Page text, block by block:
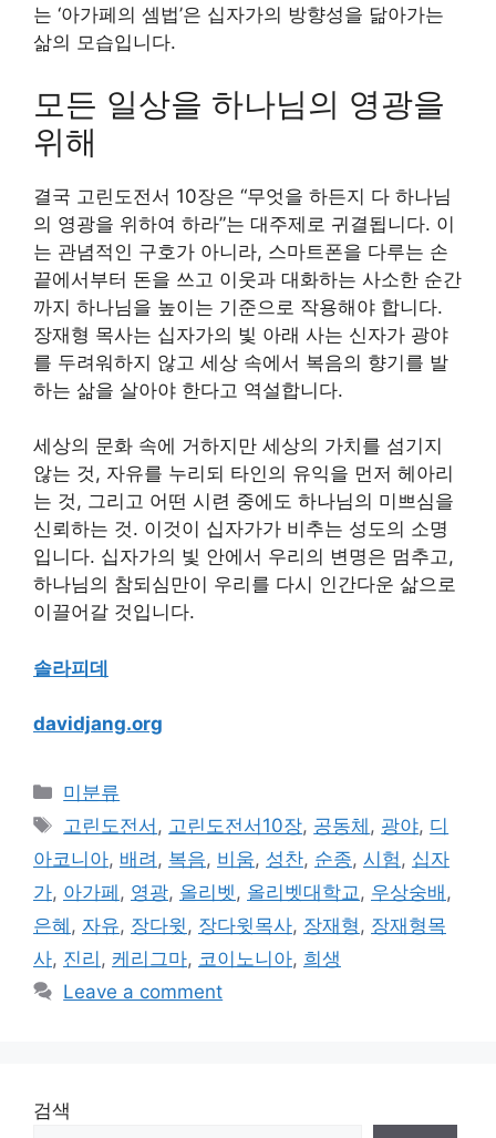
는 ‘아가페의 셈법’은 십자가의 방향성을 닮아가는
삶의 모습입니다.
모든 일상을 하나님의 영광을
위해
결국 고린도전서 10장은 “무엇을 하든지 다 하나님
의 영광을 위하여 하라”는 대주제로 귀결됩니다. 이
는 관념적인 구호가 아니라, 스마트폰을 다루는 손
끝에서부터 돈을 쓰고 이웃과 대화하는 사소한 순간
까지 하나님을 높이는 기준으로 작용해야 합니다.
장재형 목사는 십자가의 빛 아래 사는 신자가 광야
를 두려워하지 않고 세상 속에서 복음의 향기를 발
하는 삶을 살아야 한다고 역설합니다.
세상의 문화 속에 거하지만 세상의 가치를 섬기지
않는 것, 자유를 누리되 타인의 유익을 먼저 헤아리
는 것, 그리고 어떤 시련 중에도 하나님의 미쁘심을
신뢰하는 것. 이것이 십자가가 비추는 성도의 소명
입니다. 십자가의 빛 안에서 우리의 변명은 멈추고,
하나님의 참되심만이 우리를 다시 인간다운 삶으로
이끌어갈 것입니다.
솔라피데
davidjang.org
Categories
미분류
Tags
고린도전서 , 고린도전서10장, 공동체 , 광야, 디
아코니아, 배려 , 복음, 비움, 성찬, 순종, 시험, 십자
가, 아가페 , 영광, 올리벳, 올리벳대학교, 우상숭배 ,
은혜 , 자유, 장다윗, 장다윗목사, 장재형, 장재형목
사, 진리 , 케리그마, 코이노니아, 희생
Leave a comment
검색